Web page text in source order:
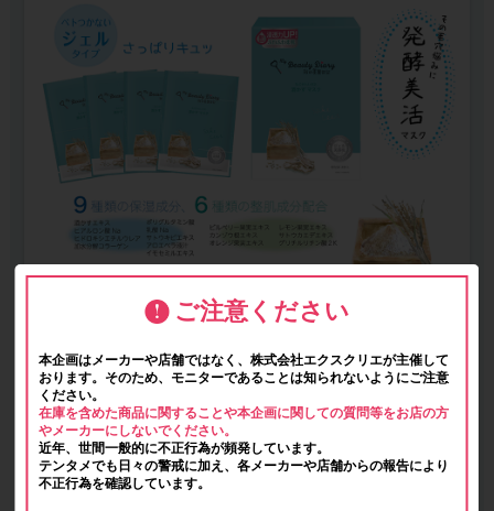
ご注意ください
本企画はメーカーや店舗ではなく、株式会社エクスクリエが主催して
おります。そのため、モニターであることは知られないようにご注意
ください。
在庫を含めた商品に関することや本企画に関しての質問等をお店の方
やメーカーにしないでください。
近年、世間一般的に不正行為が頻発しています。
テンタメでも日々の警戒に加え、各メーカーや店舗からの報告により
不正行為を確認しています。